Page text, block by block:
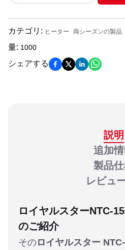
カテゴリ : ヒーター 両シーズンの製品
量: 1000
シェアする
説明
追加
製品
レビュ
ロイヤルスターNTC-
のご紹介
そのロイヤルスター